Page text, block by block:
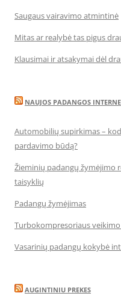
Saugaus vairavimo atmintinė
Mitas ar realybė tas pigus
Klausimai ir atsakymai dėl
NAUJOS PADANGOS
Automobilių supirkimas –
pardavimo būdą?
Žieminių padangų žymėjimo
taisyklių
Padangų žymėjimas
Turbokompresoriaus
Vasarinių padangų kokybė
AUGINTINIU PREKES